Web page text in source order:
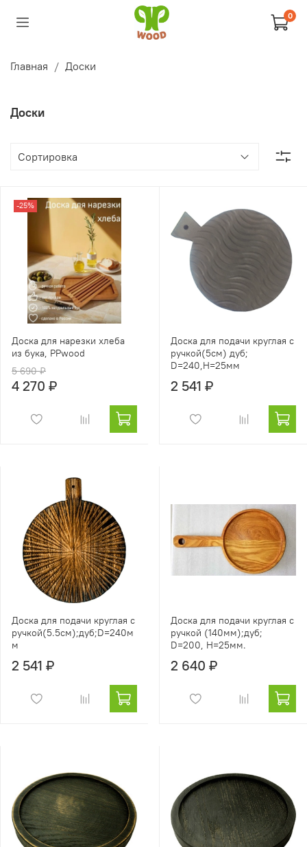
0
Главная Доски
Доски
-25%
Доска для нарезки хлеба
из бука, PPwood
5 690 ₽
4 270 ₽
Доска для подачи круглая с
ручкой(5см) дуб;
D=240,H=25мм
2 541 ₽
Доска для подачи круглая с
ручкой(5.5см);дуб;D=240м
м
2 541 ₽
Доска для подачи круглая с
ручкой (140мм);дуб;
D=200, H=25мм.
2 640 ₽